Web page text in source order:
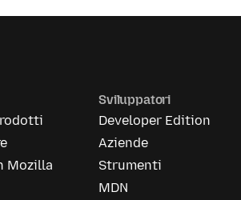
Mozilla
Sviluppatori
Developer Edition
Aziende
Strumenti
MDN